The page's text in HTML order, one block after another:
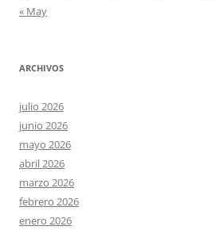
« May
ARCHIVOS
julio 2026
junio 2026
mayo 2026
abril 2026
marzo 2026
febrero 2026
enero 2026